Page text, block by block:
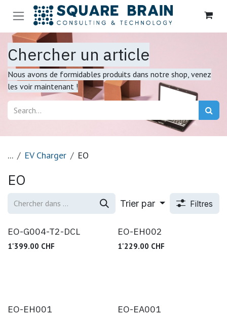
Se rendre au contenu
Chercher un article
Nous avons de formidables produits dans notre shop, venez
les voir maintenant !
... EV Charger EO
EO
Trier par Filtres
EO-G004-T2-DCL
1'399.00 CHF
EO-EH002
1'229.00 CHF
EO-EH001 EO-EA001